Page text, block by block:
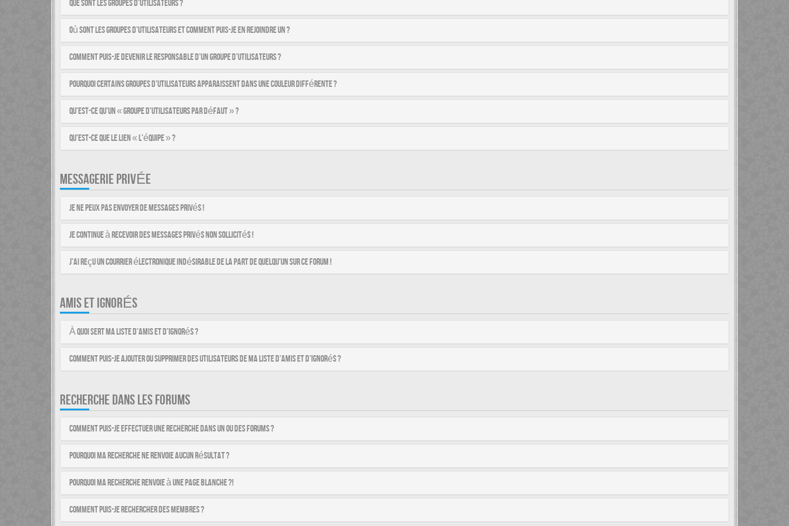
Que sont les groupes d’utilisateurs ?
Où sont les groupes d’utilisateurs et comment puis-je en rejoindre un ?
Comment puis-je devenir le responsable d’un groupe d’utilisateurs ?
Pourquoi certains groupes d’utilisateurs apparaissent dans une couleur différente ?
Qu’est-ce qu’un « groupe d’utilisateurs par défaut » ?
Qu’est-ce que le lien « L’équipe » ?
MESSAGERIE PRIVÉE
Je ne peux pas envoyer de messages privés !
Je continue à recevoir des messages privés non sollicités !
J’ai reçu un courrier électronique indésirable de la part de quelqu’un sur ce forum !
AMIS ET IGNORÉS
À quoi sert ma liste d’amis et d’ignorés ?
Comment puis-je ajouter ou supprimer des utilisateurs de ma liste d’amis et d’ignorés ?
RECHERCHE DANS LES FORUMS
Comment puis-je effectuer une recherche dans un ou des forums ?
Pourquoi ma recherche ne renvoie aucun résultat ?
Pourquoi ma recherche renvoie à une page blanche ?!
Comment puis-je rechercher des membres ?